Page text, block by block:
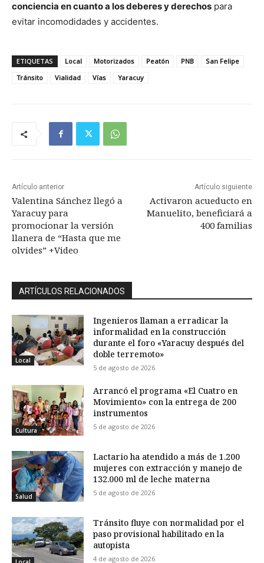
conciencia en cuanto a los deberes y derechos para
evitar incomodidades y accidentes.
ETIQUETAS Local Motorizados Peatón PNB
San Felipe
Tránsito
Vialidad Vías Yaracuy
Artículo anterior
Valentina Sánchez llegó a
Yaracuy para
promocionar la versión
llanera de “Hasta que me
olvides” +Video
Artículo siguiente
Activaron acueducto en
Manuelito, beneficiará a
400 familias
ARTÍCULOS RELACIONADOS
Local
Ingenieros llaman a erradicar la
informalidad en la construcción
durante el foro «Yaracuy después del
doble terremoto»
5 de agosto de 2026
Cultura
Arrancó el programa «El Cuatro en
Movimiento» con la entrega de 200
instrumentos
5 de agosto de 2026
Salud
Lactario ha atendido a más de 1.200
mujeres con extracción y manejo de
132.000 ml de leche materna
5 de agosto de 2026
Tránsito fluye con normalidad por el
paso provisional habilitado en la
autopista
4 de agosto de 2026